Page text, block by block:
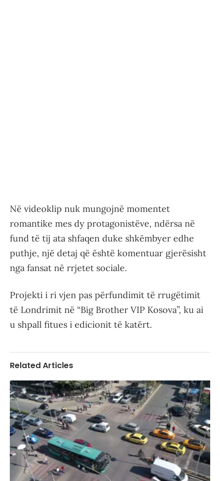
Në videoklip nuk mungojnë momentet
romantike mes dy protagonistëve, ndërsa në
fund të tij ata shfaqen duke shkëmbyer edhe
puthje, një detaj që është komentuar gjerësisht
nga fansat në rrjetet sociale.
Projekti i ri vjen pas përfundimit të rrugëtimit
të Londrimit në “Big Brother VIP Kosova”, ku ai
u shpall fitues i edicionit të katërt.
Related Articles